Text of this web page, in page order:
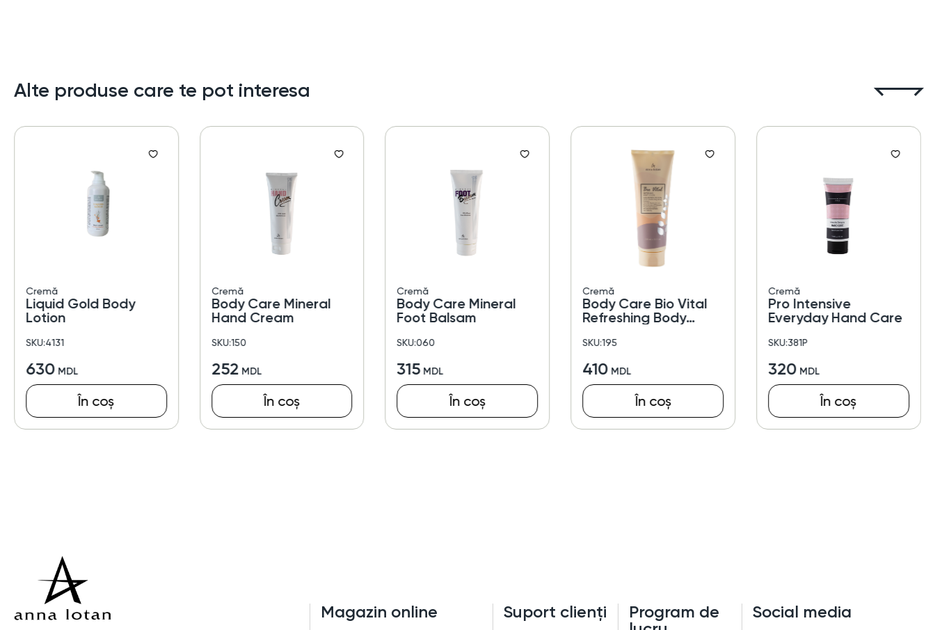
Alte produse care te pot interesa
Cremă
Liquid Gold Body
Lotion
SKU:4131
630
În coș
Cremă
Body Care Mineral
Hand Cream
SKU:150
252
În coș
Cremă
Body Care Mineral
Foot Balsam
SKU:060
315
În coș
Cremă
Body Care Bio Vital
Refreshing Body
SKU:195
410
În coș
Cremă
Pro Intensive
Everyday Hand Care
SKU:381P
320
În coș
Magazin online Suport clienți
Program de
Social media